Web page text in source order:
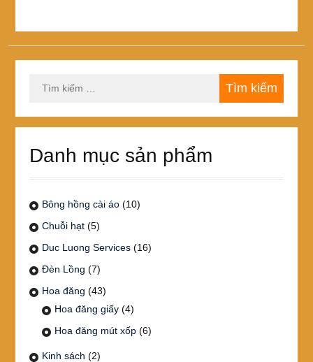
kiếm
Danh mục sản phẩm
Bông hồng cài áo (10)
Chuỗi hạt (5)
Duc Luong Services (16)
Đèn Lồng (7)
Hoa đăng (43)
Hoa đăng giấy (4)
Hoa đăng mút xốp (6)
Kinh sách (2)